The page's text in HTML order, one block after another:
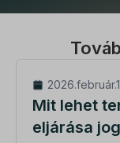
Mit lehet
eljárása